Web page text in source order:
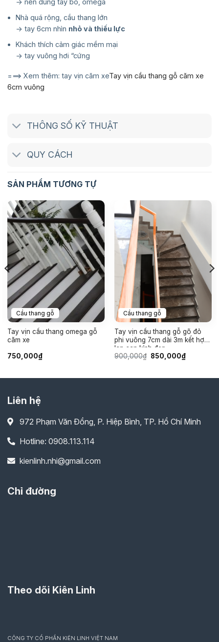
→ nên dùng tay bo, omega
Nhà quá rộng, cầu thang lớn
→ tay 6cm nhìn nhỏ và thiếu lực
Khách thích cảm giác mềm mại
→ tay vuông hơi “cứng
===> Xem thêm: tay vịn căm xeTay vịn cầu thang gỗ căm xe
6cm vuông
THÔNG SỐ KỸ THUẬT
QUY CÁCH
SẢN PHẨM TƯƠNG TỰ
Cầu thang gỗ
Tay vịn cầu thang omega gỗ
căm xe
750,000₫
Cầu thang gỗ
Tay vịn cầu thang gỗ gõ đỏ
phi vuông 7cm dài 3m kết hợp
lan can kính đẹp
900,000₫ Giá
850,000₫Giá
hiện
Liên hệ
972 Phạm Văn Đồng, P. Hiệp Bình, TP. Hồ Chí Minh
Hotline: 0908.113.114
kienlinh.nhi@gmail.com
Chỉ đường
Theo dõi Kiên Linh
CÔNG TY CỔ PHẦN KIÊN LINH VIỆT NAM